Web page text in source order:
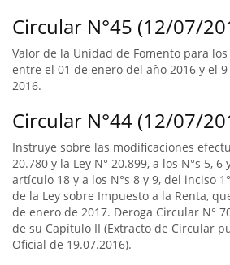
Circular N°45 (12/07/
Valor de la Unidad de Fomento para
entre el 01 de enero del año 2016 y el
2016.
Circular N°44 (12/07/
Instruye sobre las modificaciones
20.780 y la Ley N° 20.899, a los N°s 5,
artículo 18 y a los N°s 8 y 9, del inciso
de la Ley sobre Impuesto a la Renta,
de enero de 2017. Deroga Circular N°
de su Capítulo II (Extracto de Circular
Oficial de 19.07.2016).